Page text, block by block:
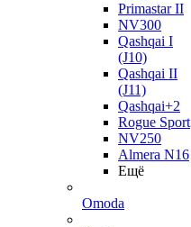
Primastar II
NV300
Qashqai I
(J10)
Qashqai II
(J11)
Qashqai+2
Rogue Sport
NV250
Almera N16
Ещё
Omoda